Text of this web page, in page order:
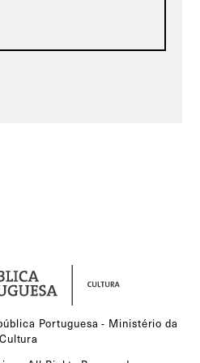
Portuguesa - Ministério da
Cultura